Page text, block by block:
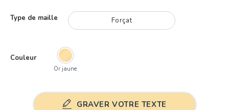
Or 18K
Type de maille Forçat
Couleur
Or jaune
GRAVER VOTRE TEXTE